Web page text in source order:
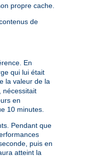
propre cache.
de
En
qui lui était
la valeur de la
, nécessitait
en
10 minutes.
Pendant que
puis en
atteint la